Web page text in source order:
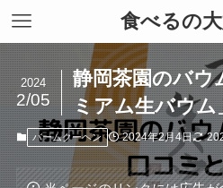
食べるの大
静岡茶園のバウ
ミアム生バウム
2024
2/05
バームクーヘン 2024年2月4日